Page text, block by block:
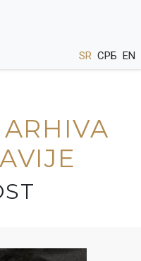
SR СРБ EN